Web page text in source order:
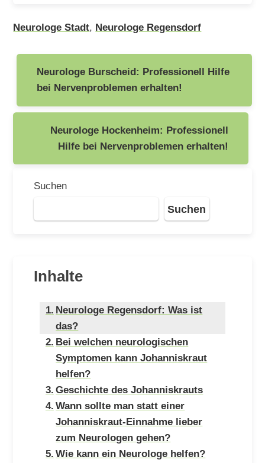
Neurologe Stadt, Neurologe Regensdorf
Beitragsnavigation
Neurologe Burscheid: Professionell Hilfe
bei Nervenproblemen erhalten!
Neurologe Hockenheim: Professionell
Hilfe bei Nervenproblemen erhalten!
Suchen
Suchen
Inhalte
Neurologe Regensdorf: Was ist
das?
Bei welchen neurologischen
Symptomen kann Johanniskraut
helfen?
Geschichte des Johanniskrauts
Wann sollte man statt einer
Johanniskraut-Einnahme lieber
zum Neurologen gehen?
Wie kann ein Neurologe helfen?